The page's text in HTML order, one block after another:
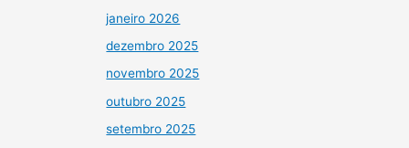
janeiro 2026
dezembro 2025
novembro 2025
outubro 2025
setembro 2025